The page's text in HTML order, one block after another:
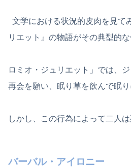
文学における状況的皮肉を見て
リエット』の物語がその典型的な
ロミオ・ジュリエット」では、
再会を願い、眠り草を飲んで眠り
しかし、この行為によって二人は
バーバル・アイロニー